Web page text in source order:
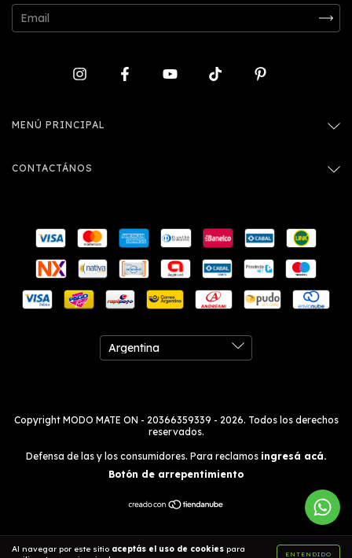
Al navegar por este sitio aceptás el uso de cookies para
ENTENDIDO
MENÚ PRINCIPAL
CONTACTÁNOS
Copyright MODO MATE ON - 20366359339 - 2026. Todos los derechos
reservados.
Defensa de las y los consumidores. Para reclamos ingresá acá.
Botón de arrepentimiento